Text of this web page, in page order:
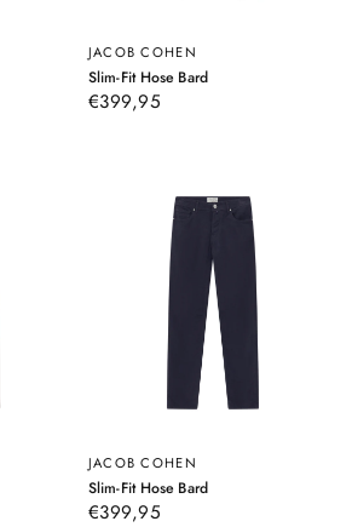
JACOB COHEN
Slim-Fit Hose Bard–
€399,95
JACOB COHEN
Slim-Fit Hose Bard–
€399,95